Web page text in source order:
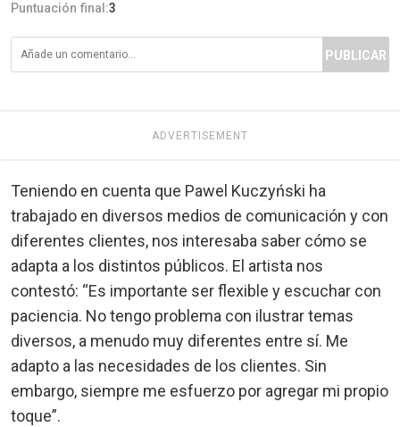
Puntuación final:3
PUBLICAR
ADVERTISEMENT
Teniendo en cuenta que Pawel Kuczyński ha
trabajado en diversos medios de comunicación y con
diferentes clientes, nos interesaba saber cómo se
adapta a los distintos públicos. El artista nos
contestó: “Es importante ser flexible y escuchar con
paciencia. No tengo problema con ilustrar temas
diversos, a menudo muy diferentes entre sí. Me
adapto a las necesidades de los clientes. Sin
embargo, siempre me esfuerzo por agregar mi propio
toque”.